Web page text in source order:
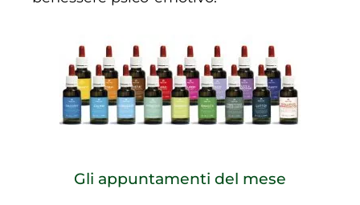
Gli appuntamenti del mese